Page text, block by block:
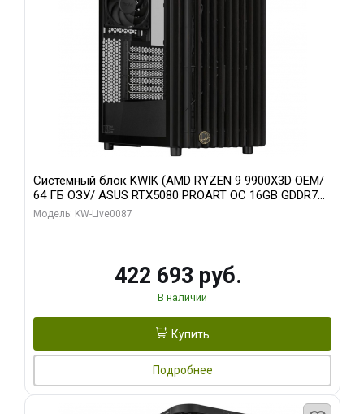
Системный блок KWIK (AMD RYZEN 9 9900X3D OEM/
64 ГБ ОЗУ/ ASUS RTX5080 PROART OC 16GB GDDR7
256bit Type-C DP 2/ 1 ТБ SSD)
Модель: KW-Live0087
422 693 руб.
В наличии
Купить
Подробнее